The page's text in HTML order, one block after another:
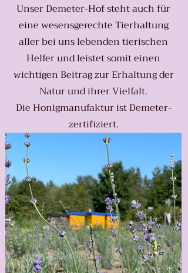
Unser Demeter-Hof steht auch für
eine wesensgerechte Tierhaltung
aller bei uns lebenden tierischen
Helfer und leistet somit einen
wichtigen Beitrag zur Erhaltung der
Natur und ihrer Vielfalt.
Die Honigmanufaktur ist Demeter-
zertifiziert.